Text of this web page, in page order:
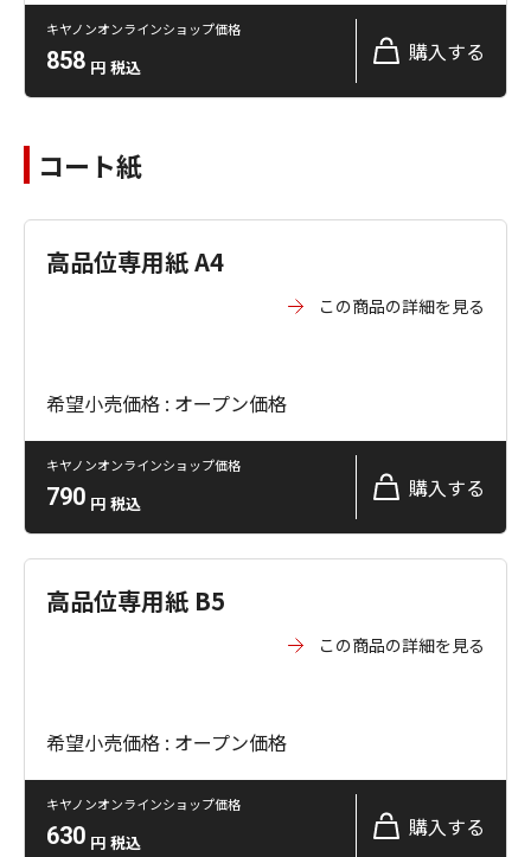
キヤノンオンラインショップ価格
858 円 税込
購入する
コート紙
高品位専用紙 A4
この商品の詳細を見る
希望小売価格 : オープン価格
キヤノンオンラインショップ価格
790 円 税込
購入する
高品位専用紙 B5
この商品の詳細を見る
希望小売価格 : オープン価格
キヤノンオンラインショップ価格
630 円 税込
購入する